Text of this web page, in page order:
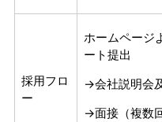
採用フロ
ー
ホームページ
ート提出
→会社説明会
→面接（複数回